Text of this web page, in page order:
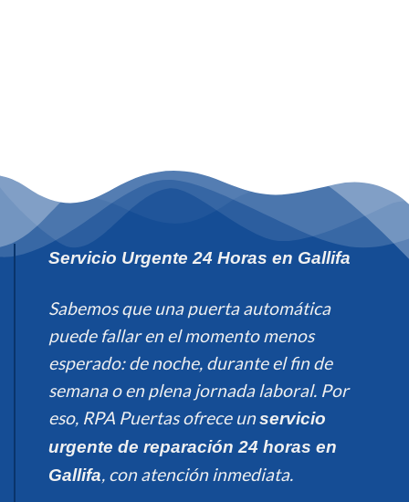
Servicio Urgente 24 Horas en Gallifa
Sabemos que una puerta automática
puede fallar en el momento menos
esperado: de noche, durante el fin de
semana o en plena jornada laboral. Por
eso, RPA Puertas ofrece unservicio
urgente de reparación 24 horas en
Gallifa, con atención inmediata.